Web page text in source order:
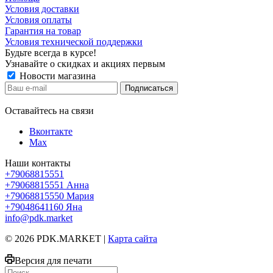
Условия доставки
Условия оплаты
Гарантия на товар
Условия технической поддержки
Будьте всегда в курсе!
Узнавайте о скидках и акциях первым
Новости магазина
Оставайтесь на связи
Вконтакте
Max
Наши контакты
+79068815551
+79068815551 Анна
+79068815550 Мария
+79048641160 Яна
info@pdk.market
© 2026 PDK.MARKET | Карта сайта
Версия для печати